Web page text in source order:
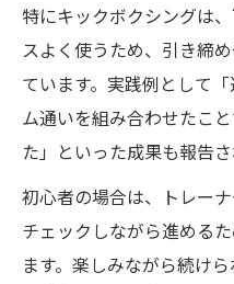
特にキックボクシングは
スよく使うため、引き締
ています。実践例として
ム通いを組み合わせたこ
た」といった成果も報告さ
初心者の場合は、トレー
チェックしながら進める
ます。楽しみながら続け